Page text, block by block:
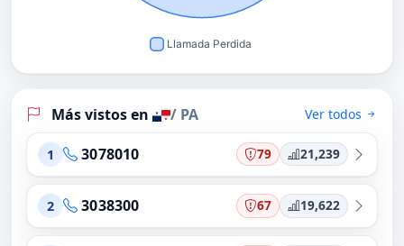
Más vistos en / PA Ver todos
1 3078010 79 21,239
2 3038300 67 19,622